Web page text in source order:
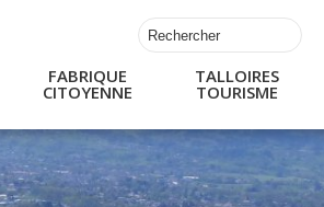
FABRIQUE
CITOYENNE
TALLOIRES
TOURISME